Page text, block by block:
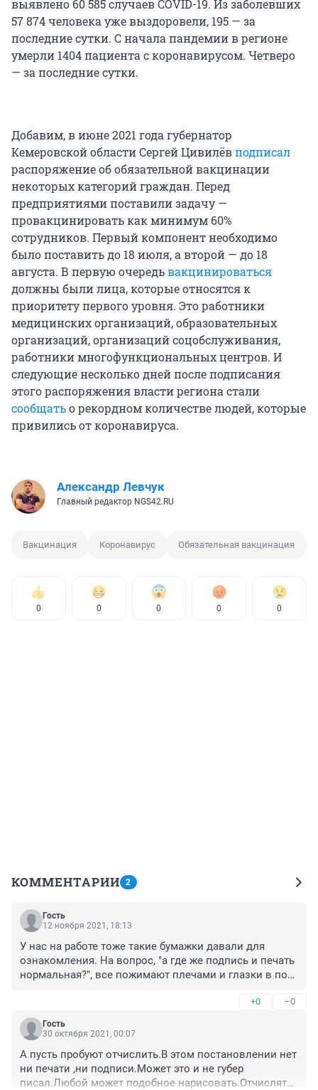
выявлено 60 585 случаев COVID-19. Из заболевших
57 874 человека уже выздоровели, 195 — за
последние сутки. С начала пандемии в регионе
умерли 1404 пациента с коронавирусом. Четверо
— за последние сутки.
Добавим, в июне 2021 года губернатор
Кемеровской области Сергей Цивилёвподписал
распоряжение об обязательной вакцинации
некоторых категорий граждан. Перед
предприятиями поставили задачу —
провакцинировать как минимум 60%
сотрудников. Первый компонент необходимо
было поставить до 18 июля, а второй — до 18
августа. В первую очередьвакцинироваться
должны были лица, которые относятся к
приоритету первого уровня. Это работники
медицинских организаций, образовательных
организаций, организаций соцобслуживания,
работники многофункциональных центров. И
следующие несколько дней после подписания
этого распоряжения власти региона стали
сообщатьо рекордном количестве людей, которые
привились от коронавируса.
Александр Левчук
Главный редактор NGS42.RU
Вакцинация Коронавирус Обязательная вакцинация
0 0 0 0 0
КОММЕНТАРИИ 2
Гость
12 ноября 2021, 18:13
У нас на работе тоже такие бумажки давали для
ознакомления. На вопрос, "а где же подпись и печать
нормальная?", все пожимают плечами и глазки в пол.
+0 –0
Гость
30 октября 2021, 00:07
А пусть пробуют отчислить.В этом постановлении нет
ни печати ,ни подписи.Может это и не губер
писал.Любой может подобное нарисовать.Отчислять